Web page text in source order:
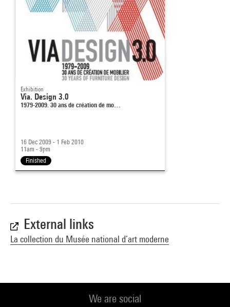
Exhibition
Via. Design 3.0
1979-2009. 30 ans de création de mo…
16 Dec 2009 - 1 Feb 2010
11am - 9pm
Finished
External links
La collection du Musée national d’art moderne
We are social